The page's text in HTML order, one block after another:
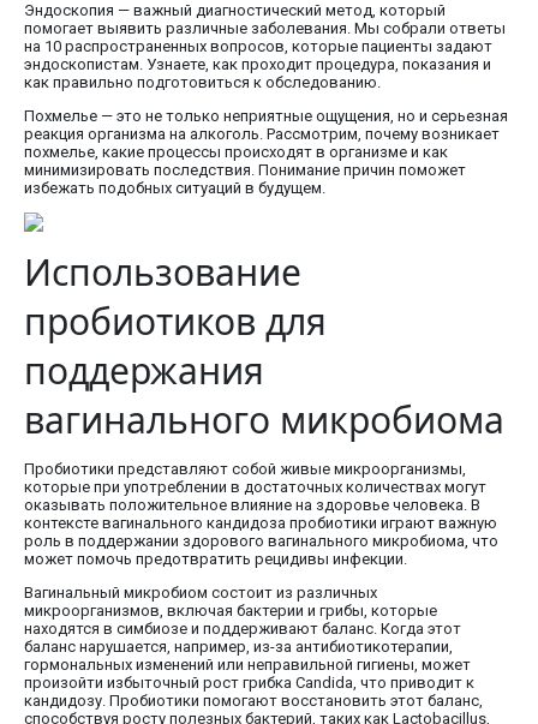
Эндоскопия — важный диагностический метод, который
помогает выявить различные заболевания. Мы собрали ответы
на 10 распространенных вопросов, которые пациенты задают
эндоскопистам. Узнаете, как проходит процедура, показания и
как правильно подготовиться к обследованию.
Похмелье — это не только неприятные ощущения, но и серьезная
реакция организма на алкоголь. Рассмотрим, почему возникает
похмелье, какие процессы происходят в организме и как
минимизировать последствия. Понимание причин поможет
избежать подобных ситуаций в будущем.
Использование
пробиотиков для
поддержания
вагинального микробиома
Пробиотики представляют собой живые микроорганизмы,
которые при употреблении в достаточных количествах могут
оказывать положительное влияние на здоровье человека. В
контексте вагинального кандидоза пробиотики играют важную
роль в поддержании здорового вагинального микробиома, что
может помочь предотвратить рецидивы инфекции.
Вагинальный микробиом состоит из различных
микроорганизмов, включая бактерии и грибы, которые
находятся в симбиозе и поддерживают баланс. Когда этот
баланс нарушается, например, из-за антибиотикотерапии,
гормональных изменений или неправильной гигиены, может
произойти избыточный рост грибка Candida, что приводит к
кандидозу. Пробиотики помогают восстановить этот баланс,
способствуя росту полезных бактерий, таких как Lactobacillus,